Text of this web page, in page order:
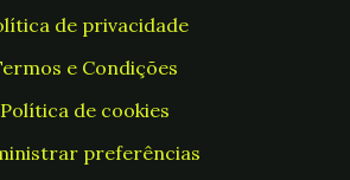
de privacidade
e Condições
Política de cookies
preferências